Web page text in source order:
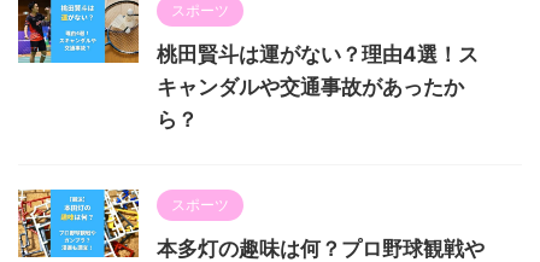
スポーツ
桃田賢斗は運がない？理由4選！ス
キャンダルや交通事故があったか
ら？
スポーツ
本多灯の趣味は何？プロ野球観戦や